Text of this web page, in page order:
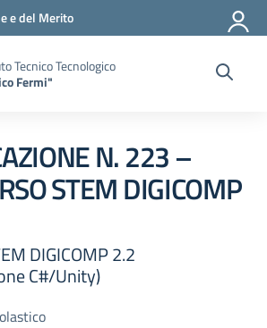
e del Merito
Tecnico Tecnologico
Fermi"
N. 223 –
STEM DIGICOMP
DIGICOMP 2.2
C#/Unity)